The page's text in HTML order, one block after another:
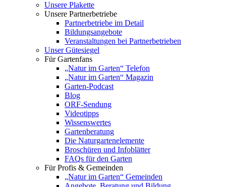
Unsere Plakette
Unsere Partnerbetriebe
Partnerbetriebe im Detail
Bildungsangebote
Veranstaltungen bei Partnerbetrieben
Unser Gütesiegel
Für Gartenfans
„Natur im Garten“ Telefon
„Natur im Garten“ Magazin
Garten-Podcast
Blog
ORF-Sendung
Videotipps
Wissenswertes
Gartenberatung
Die Naturgartenelemente
Broschüren und Infoblätter
FAQs für den Garten
Für Profis & Gemeinden
„Natur im Garten“ Gemeinden